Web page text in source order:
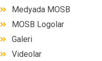
Medyada MOSB
MOSB Logolar
Galeri
Videolar